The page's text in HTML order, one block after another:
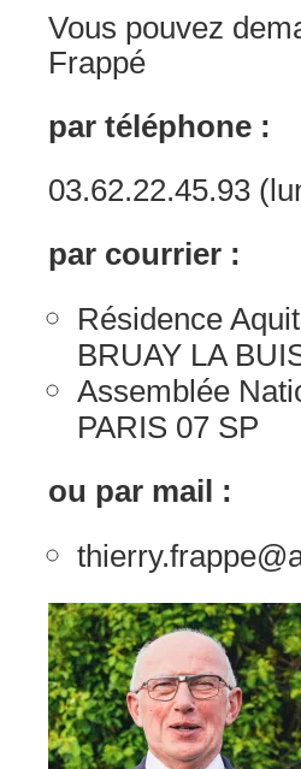
Vous pouvez
Frappé
par téléphone :
03.62.22.45.93
par courrier :
Résidence
BRUAY LA
Assemblée
PARIS 07 SP
ou par mail :